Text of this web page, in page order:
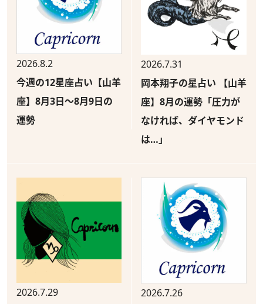
2026.8.2
今週の12星座占い【山羊
座】8月3日～8月9日の
運勢
2026.7.31
岡本翔子の星占い 【山羊
座】8月の運勢「圧力が
なければ、ダイヤモンド
は…」
2026.7.29
2026.7.26